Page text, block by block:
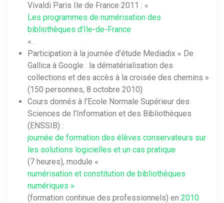
Vivaldi Paris Ile de France 2011 : «
Les programmes de numérisation des
bibliothèques d’Ile-de-France
« .
Participation à la journée d’étude Mediadix « De
Gallica à Google : la dématérialisation des
collections et des accès à la croisée des chemins »
(150 personnes, 8 octobre 2010)
Cours donnés à l’Ecole Normale Supérieur des
Sciences de l’Information et des Bibliothèques
(ENSSIB) :
journée de formation des élèves conservateurs sur
les solutions logicielles et un cas pratique
(7 heures), module «
numérisation et constitution de bibliothèques
numériques »
(formation continue des professionnels) en 2010